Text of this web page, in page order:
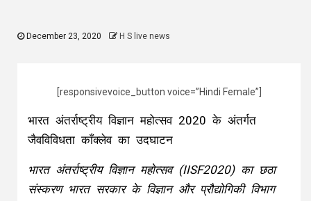
December 23, 2020 H S live news
[responsivevoice_button voice=”Hindi Female”]
भारत अंतर्राष्ट्रीय विज्ञान महोत्सव 2020 के अंतर्गत
जैवविविधता काँक्लेव का उदघाटन
भारत अंतर्राष्ट्रीय विज्ञान महोत्सव (IISF2020) का छठा
संस्करण भारत सरकार के विज्ञान और प्रौद्योगिकी विभाग